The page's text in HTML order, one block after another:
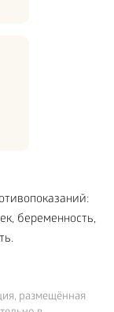
беременность,
размещённая